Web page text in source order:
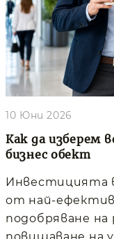
Как да изберем
бизнес обект
10 Юни 2026
Инвестицията
от най-
подобряване